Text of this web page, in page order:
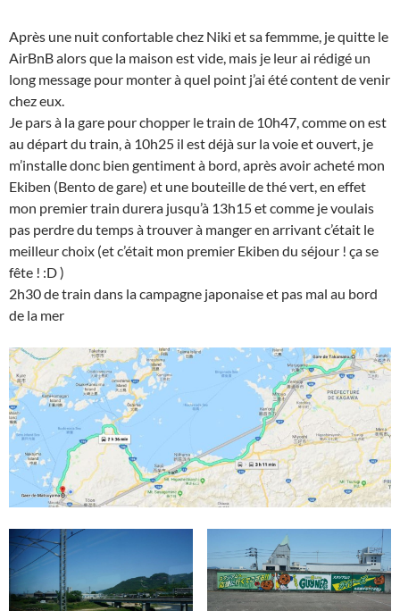
Après une nuit confortable chez Niki et sa femmme, je quitte le
AirBnB alors que la maison est vide, mais je leur ai rédigé un
long message pour monter à quel point j’ai été content de venir
chez eux.
Je pars à la gare pour chopper le train de 10h47, comme on est
au départ du train, à 10h25 il est déjà sur la voie et ouvert, je
m’installe donc bien gentiment à bord, après avoir acheté mon
Ekiben (Bento de gare) et une bouteille de thé vert, en effet
mon premier train durera jusqu’à 13h15 et comme je voulais
pas perdre du temps à trouver à manger en arrivant c’était le
meilleur choix (et c’était mon premier Ekiben du séjour ! ça se
fête ! :D )
2h30 de train dans la campagne japonaise et pas mal au bord
de la mer